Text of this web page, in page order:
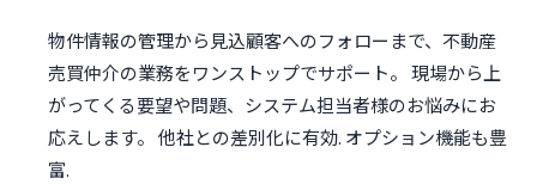
物件情報の管理から見込顧客へのフォローまで、不動産
売買仲介の業務をワンストップでサポート。 現場から上
がってくる要望や問題、システム担当者様のお悩みにお
応えします。 他社との差別化に有効. オプション機能も豊
富.